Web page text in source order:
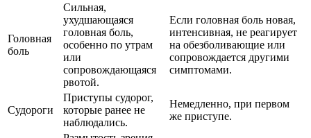
Головная
боль
Сильная,
ухудшающаяся
головная боль,
особенно по утрам
или
сопровождающаяся
рвотой.
Если головная боль новая,
интенсивная, не реагирует
на обезболивающие или
сопровождается другими
симптомами.
Судороги
Приступы судорог,
которые ранее не
наблюдались.
Немедленно, при первом
же приступе.